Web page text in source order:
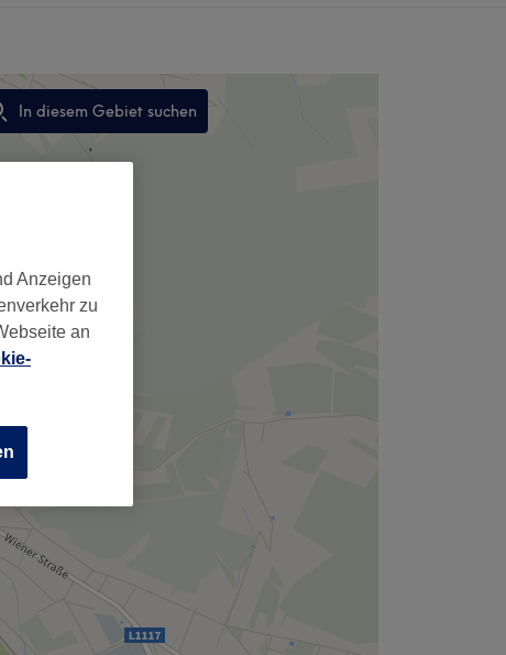
In diesem Gebiet suchen
,
Anzeigen
zu
an